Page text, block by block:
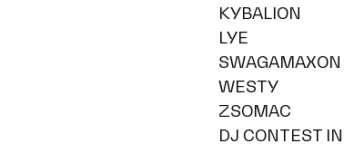
KYBALION
LYE
SWAGAMAXON
WESTY
ZSOMAC
DJ CONTEST